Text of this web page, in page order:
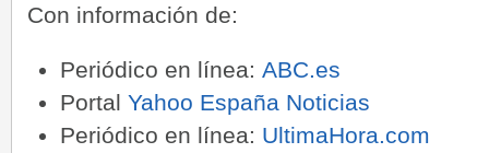
Con información de:
Periódico en línea: ABC.es
PortalYahoo España Noticias
Periódico en línea: UltimaHora.com